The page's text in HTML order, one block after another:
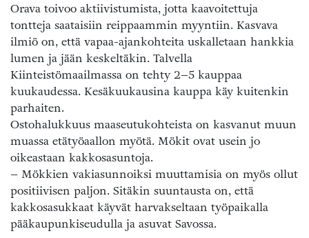
Orava toivoo aktiivistumista, jotta kaavoitettuja
tontteja saataisiin reippaammin myyntiin. Kasvava
ilmiö on, että vapaa-ajankohteita uskalletaan hankkia
lumen ja jään keskeltäkin. Talvella
Kiinteistömaailmassa on tehty 2–5 kauppaa
kuukaudessa. Kesäkuukausina kauppa käy kuitenkin
parhaiten.
Ostohalukkuus maaseutukohteista on kasvanut muun
muassa etätyöaallon myötä. Mökit ovat usein jo
oikeastaan kakkosasuntoja.
– Mökkien vakiasunnoiksi muuttamisia on myös ollut
positiivisen paljon. Sitäkin suuntausta on, että
kakkosasukkaat käyvät harvakseltaan työpaikalla
pääkaupunkiseudulla ja asuvat Savossa.